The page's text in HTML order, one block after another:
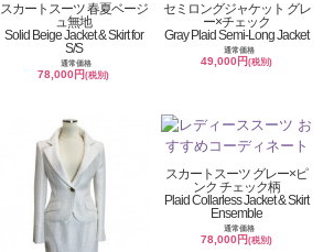
スカートスーツ 春夏ベージ
ュ無地
Solid Beige Jacket & Skirt for
S/S
通常価格
78,000円(税別)
セミロングジャケット グレ
ー×チェック
Gray Plaid Semi-Long Jacket
通常価格
49,000円(税別)
スカートスーツ グレー×ピ
ンク チェック柄
Plaid Collarless Jacket & Skirt
Ensemble
通常価格
78,000円(税別)